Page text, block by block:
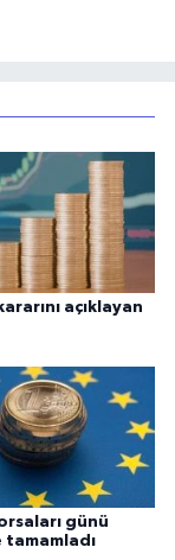
açıklayan
günü
tamamladı